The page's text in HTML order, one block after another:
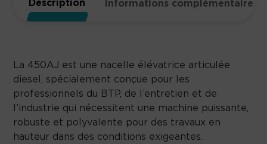
Description Informations complémentaires
La 450AJ est une nacelle élévatrice articulée
diesel, spécialement conçue pour les
professionnels du BTP, de l’entretien et de
l’industrie qui nécessitent une machine puissante,
robuste et polyvalente pour des travaux en
hauteur dans des conditions exigeantes.